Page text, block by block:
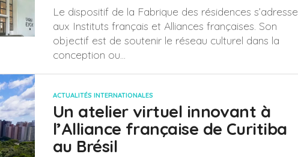
Le dispositif de la Fabrique des résidences s’adresse
aux Instituts français et Alliances françaises. Son
objectif est de soutenir le réseau culturel dans la
conception ou...
ACTUALITÉS INTERNATIONALES
Un atelier virtuel innovant à
l’Alliance française de Curitiba
au Brésil